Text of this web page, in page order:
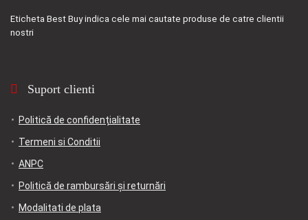
Eticheta Best Buyindica cele mai cautate produse de catre clientii
nostri
Suport clienti
Politică de confidențialitate
Termeni si Conditii
ANPC
Politică de rambursări și returnări
Modalitati de plata